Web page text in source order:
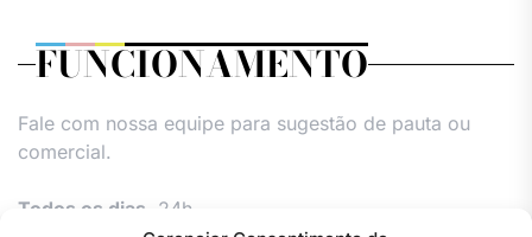
FUNCIONAMENTO
Fale com nossa equipe para sugestão de pauta ou
comercial.
Todos os dias, 24h.